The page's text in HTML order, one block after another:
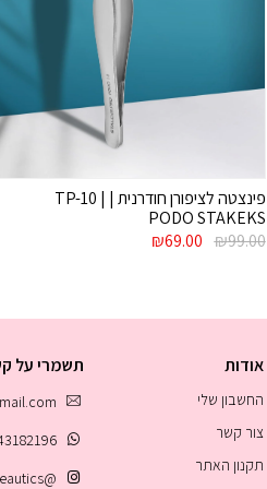
פינצטה לציפורן חודרנית | TP-10 |
PODO STAKEKS
₪99.00
המחיר ₪69.00
אודות
החשבון שלי
צור קשר
תקנון האתר
תשמרי על
@ibeautics